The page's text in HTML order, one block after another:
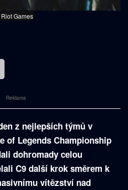
Riot Games
Reklama
z nejlepších týmů v
of Legends Championship
dohromady celou
C9 další krok směrem k
vítězství nad